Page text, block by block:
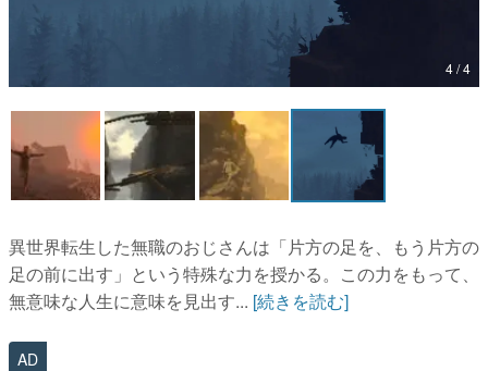
運営：株式会社マレ
4 / 4
異世界転生した無職のおじさんは「片方の足を、もう片方の
足の前に出す」という特殊な力を授かる。この力をもって、
無意味な人生に意味を見出す... [続きを読む]
AD